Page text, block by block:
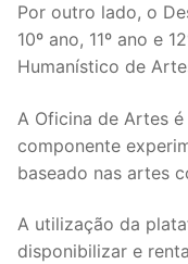
Por outro lado, o
10º ano, 11º ano e
Humanístico de
A Oficina de Artes
componente
baseado nas artes
A utilização da
disponibilizar e